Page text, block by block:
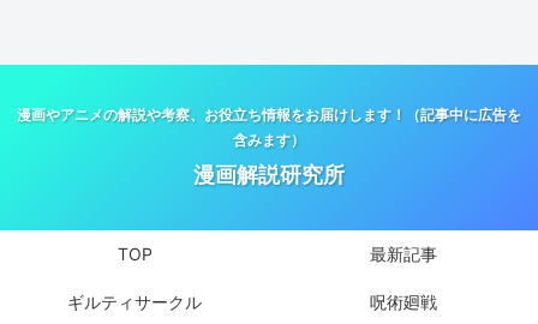
漫画やアニメの解説や考察、お役立ち情報をお届けします！（記事中に広告を
含みます）
漫画解説研究所
TOP 最新記事
ギルティサークル 呪術廻戦